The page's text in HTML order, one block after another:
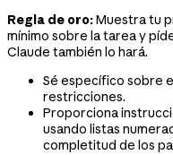
Regla de oro:Muestra tu
mínimo sobre la tarea y
Claude también lo hará.
Sé específico sobre
restricciones.
Proporciona
usando listas
completitud de los